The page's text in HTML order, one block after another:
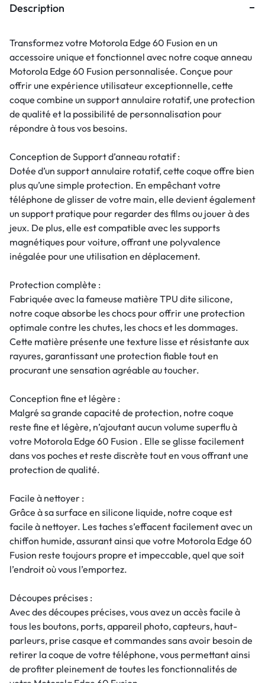
Description
Transformez votre Motorola Edge 60 Fusion en un
accessoire unique et fonctionnel avec notre coque anneau
Motorola Edge 60 Fusion personnalisée. Conçue pour
offrir une expérience utilisateur exceptionnelle, cette
coque combine un support annulaire rotatif, une protection
de qualité et la possibilité de personnalisation pour
répondre à tous vos besoins.
Conception de Support d’anneau rotatif :
Dotée d’un support annulaire rotatif, cette coque offre bien
plus qu’une simple protection. En empêchant votre
téléphone de glisser de votre main, elle devient également
un support pratique pour regarder des films ou jouer à des
jeux. De plus, elle est compatible avec les supports
magnétiques pour voiture, offrant une polyvalence
inégalée pour une utilisation en déplacement.
Protection complète :
Fabriquée avec la fameuse matière TPU dite silicone,
notre coque absorbe les chocs pour offrir une protection
optimale contre les chutes, les chocs et les dommages.
Cette matière présente une texture lisse et résistante aux
rayures, garantissant une protection fiable tout en
procurant une sensation agréable au toucher.
Conception fine et légère :
Malgré sa grande capacité de protection, notre coque
reste fine et légère, n’ajoutant aucun volume superflu à
votre Motorola Edge 60 Fusion . Elle se glisse facilement
dans vos poches et reste discrète tout en vous offrant une
protection de qualité.
Facile à nettoyer :
Grâce à sa surface en silicone liquide, notre coque est
facile à nettoyer. Les taches s’effacent facilement avec un
chiffon humide, assurant ainsi que votre Motorola Edge 60
Fusion reste toujours propre et impeccable, quel que soit
l’endroit où vous l’emportez.
Découpes précises :
Avec des découpes précises, vous avez un accès facile à
tous les boutons, ports, appareil photo, capteurs, haut-
parleurs, prise casque et commandes sans avoir besoin de
retirer la coque de votre téléphone, vous permettant ainsi
de profiter pleinement de toutes les fonctionnalités de